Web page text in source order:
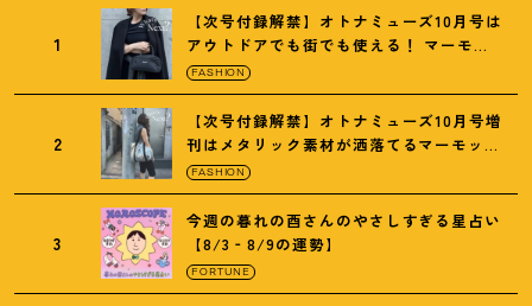
1
【次号付録解禁】オトナミューズ10月号は
アウトドアでも街でも使える ！ マーモッ
トの黒ショルダー
FASHION
2
【次号付録解禁】オトナミューズ10月号増
刊はメタリック素材が洒落てるマーモット
の保冷バッグ
FASHION
3
今週の暮れの酉さんのやさしすぎる星占い
【8/3‐8/9の運勢】
FORTUNE